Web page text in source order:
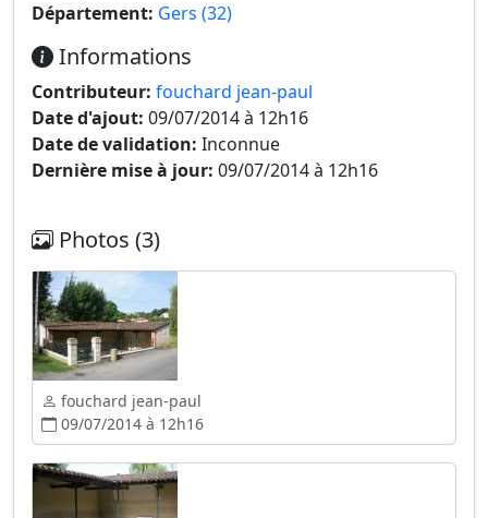
Département: Gers (32)
Informations
Contributeur: fouchard jean-paul
Date d'ajout: 09/07/2014 à 12h16
Date de validation: Inconnue
Dernière mise à jour: 09/07/2014 à 12h16
Photos (3)
fouchard jean-paul
09/07/2014 à 12h16